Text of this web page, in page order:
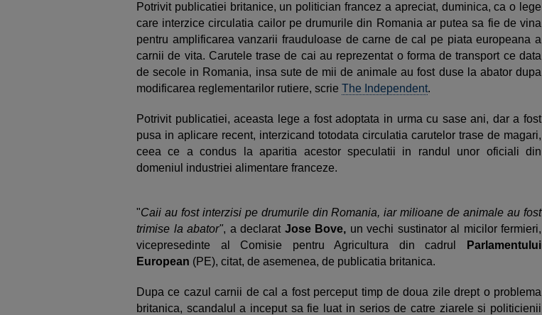
Potrivit publicatiei britanice, un politician francez a apreciat, duminica, ca o lege
care interzice circulatia cailor pe drumurile din Romania ar putea sa fie de vina
pentru amplificarea vanzarii frauduloase de carne de cal pe piata europeana a
carnii de vita. Carutele trase de cai au reprezentat o forma de transport ce data
de secole in Romania, insa sute de mii de animale au fost duse la abator dupa
modificarea reglementarilor rutiere, scrie The Independent.
Potrivit publicatiei, aceasta lege a fost adoptata in urma cu sase ani, dar a fost
pusa in aplicare recent, interzicand totodata circulatia carutelor trase de magari,
ceea ce a condus la aparitia acestor speculatii in randul unor oficiali din
domeniul industriei alimentare franceze.
"Caii au fost interzisi pe drumurile din Romania, iar milioane de animale au fost
trimise la abator", a declarat Jose Bove, un vechi sustinator al micilor fermieri,
vicepresedinte al Comisie pentru Agricultura din cadrul
Parlamentului
European (PE), citat, de asemenea, de publicatia britanica.
Dupa ce cazul carnii de cal a fost perceput timp de doua zile drept o problema
britanica, scandalul a inceput sa fie luat in serios de catre ziarele si politicienii